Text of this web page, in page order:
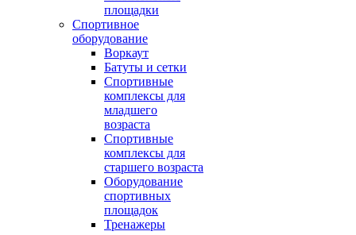
площадки
Спортивное
оборудование
Воркаут
Батуты и сетки
Спортивные
комплексы для
младшего
возраста
Спортивные
комплексы для
старшего возраста
Оборудование
спортивных
площадок
Тренажеры